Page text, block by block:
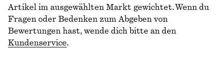
Artikel im ausgewählten Markt gewichtet. Wenn du
Fragen oder Bedenken zum Abgeben von
Bewertungen hast, wende dich bitte an den
Kundenservice.